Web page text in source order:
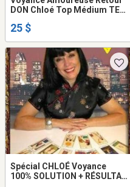
DON Chloé Top Médium TEL:
25 $
Spécial CHLOÉ Voyance
100% SOLUTION + RÉSULTAT